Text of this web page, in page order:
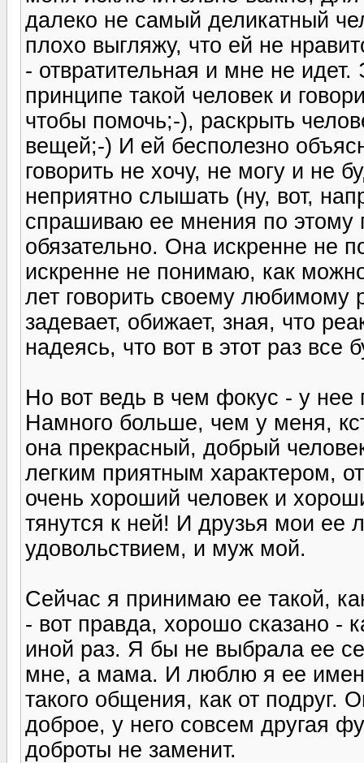
далеко не самый деликатный
плохо выгляжу, что ей не
- отвратительная и мне не
принципе такой человек и
чтобы помочь;-), раскрыть
вещей;-) И ей бесполезно
говорить не хочу, не могу и не
неприятно слышать (ну, вот,
спрашиваю ее мнения по этому
обязательно. Она искренне не
искренне не понимаю, как
лет говорить своему любимому
задевает, обижает, зная, что
надеясь, что вот в этот раз все
Но вот ведь в чем фокус - у
Намного больше, чем у меня,
она прекрасный, добрый
легким приятным характером,
очень хороший человек и
тянутся к ней! И друзья мои ее
удовольствием, и муж мой.
Сейчас я принимаю ее такой,
- вот правда, хорошо сказано -
иной раз. Я бы не выбрала ее
мне, а мама. И люблю я ее
такого общения, как от подруг.
доброе, у него совсем другая
доброты не заменит.